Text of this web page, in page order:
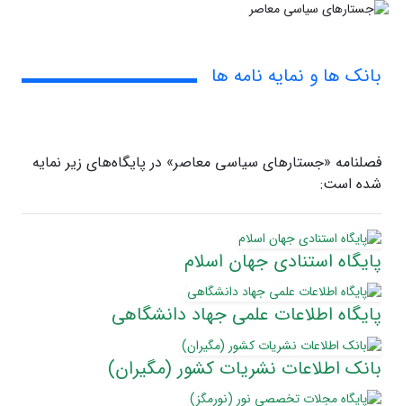
بانک ها و نمایه نامه ها
فصلنامه «جستارهای سیاسی معاصر» در پایگاه‌های زیر نمایه
شده است:
پایگاه استنادی جهان اسلام
پایگاه اطلاعات علمی جهاد دانشگاهی
بانک اطلاعات نشریات کشور (مگیران)